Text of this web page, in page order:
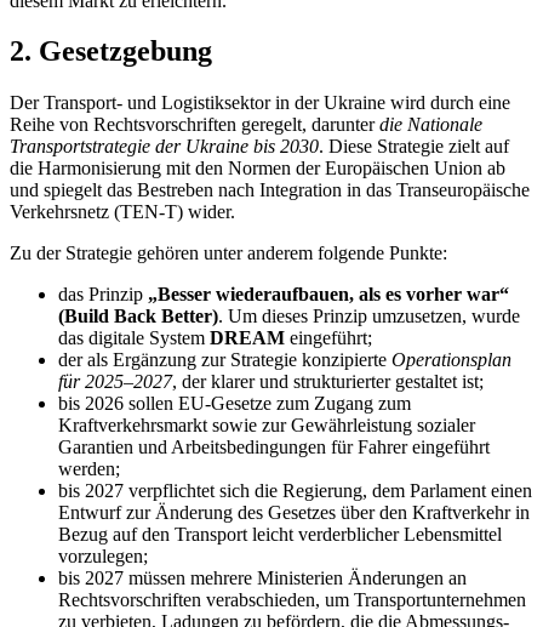
2. Gesetzgebung
Der Transport- und Logistiksektor in der Ukraine wird durch eine
Reihe von Rechtsvorschriften geregelt, darunterdie Nationale
Transportstrategie der Ukraine bis 2030. Diese Strategie zielt auf
die Harmonisierung mit den Normen der Europäischen Union ab
und spiegelt das Bestreben nach Integration in das Transeuropäische
Verkehrsnetz (TEN-T) wider.
Zu der Strategie gehören unter anderem folgende Punkte:
das Prinzip „Besser wiederaufbauen, als es vorher war“
(Build Back Better). Um dieses Prinzip umzusetzen, wurde
das digitale System DREAM eingeführt;
der als Ergänzung zur Strategie konzipierte Operationsplan
für 2025–2027, der klarer und strukturierter gestaltet ist;
bis 2026 sollen EU-Gesetze zum Zugang zum
Kraftverkehrsmarkt sowie zur Gewährleistung sozialer
Garantien und Arbeitsbedingungen für Fahrer eingeführt
werden;
bis 2027 verpflichtet sich die Regierung, dem Parlament einen
Entwurf zur Änderung des Gesetzes über den Kraftverkehr in
Bezug auf den Transport leicht verderblicher Lebensmittel
vorzulegen;
bis 2027 müssen mehrere Ministerien Änderungen an
Rechtsvorschriften verabschieden, um Transportunternehmen
zu verbieten, Ladungen zu befördern, die die Abmessungs-